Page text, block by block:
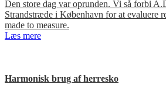
Den store dag var oprunden. Vi så forbi
Strandstræde i København for at evaluere
made to measure.
Læs mere
Harmonisk brug af herresko